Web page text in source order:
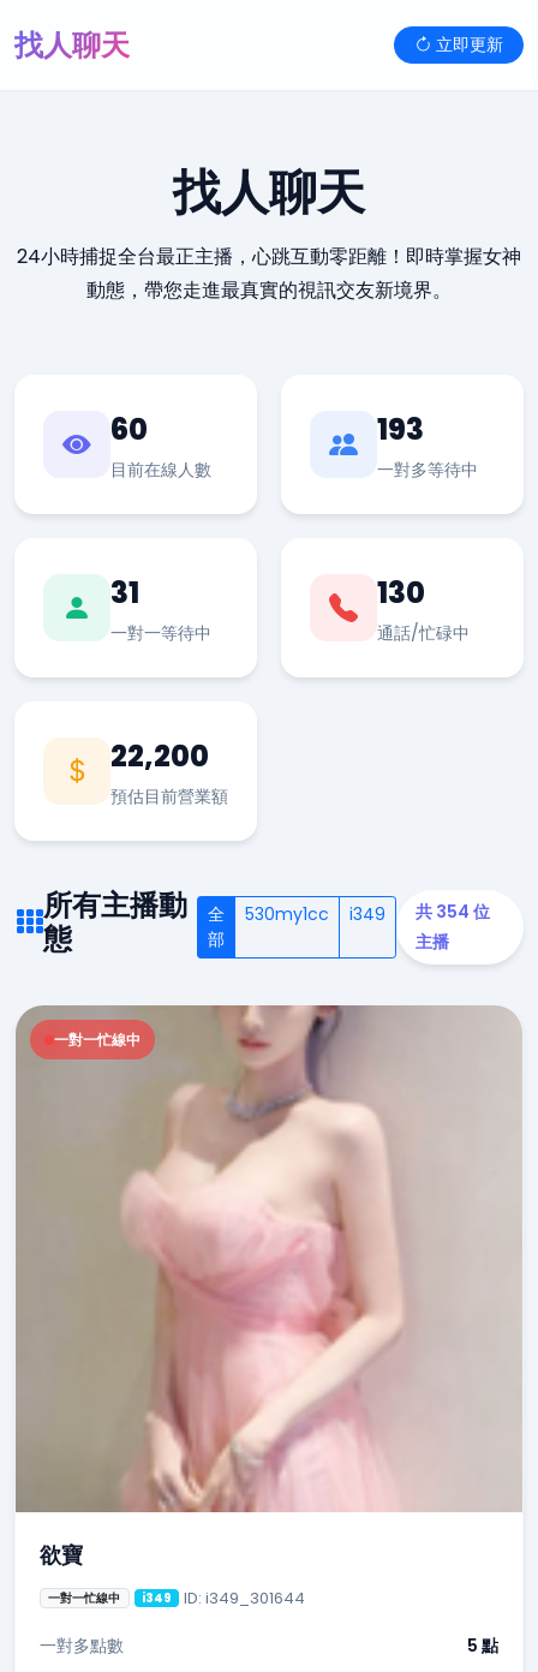
找人聊天 立即更新
找人聊天
24小時捕捉全台最正主播，心跳互動零距離！即時掌握女神
動態，帶您走進最真實的視訊交友新境界。
60
目前在線人數
193
一對多等待中
31
一對一等待中
130
通話/忙碌中
22,200
預估目前營業額
所有主播動
態
全
部
530my1cc i349
共 354 位
主播
一對一忙線中
欲寶
一對一忙線中 i349 ID: i349_301644
一對多點數
5 點